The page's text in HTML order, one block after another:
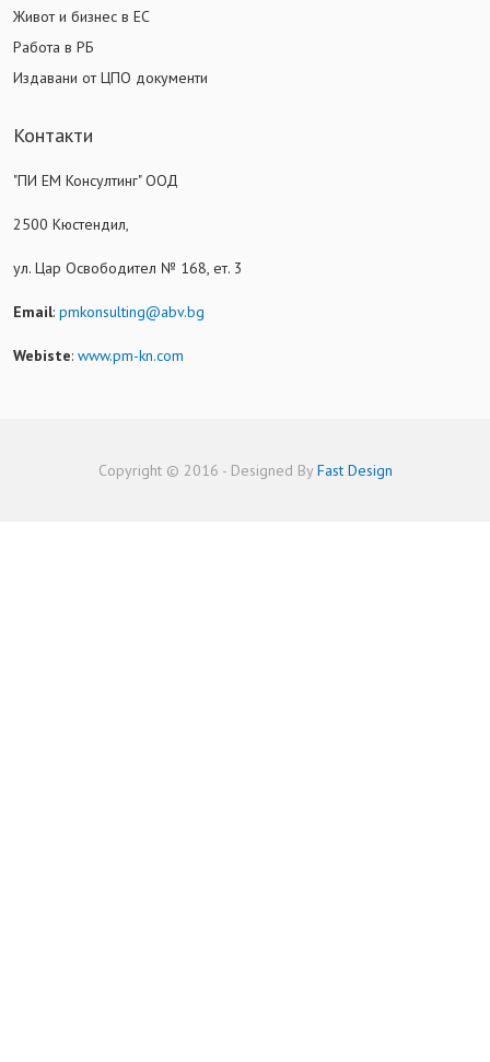
Живот и бизнес в ЕС
Работа в РБ
Издавани от ЦПО документи
Контакти
"ПИ ЕМ Консултинг" ООД
2500 Кюстендил,
ул. Цар Освободител № 168, ет. 3
Email: pmkonsulting@abv.bg
Webiste: www.pm-kn.com
Copyright © 2016 - Designed By Fast Design